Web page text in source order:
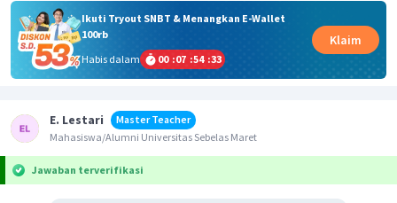
Ikuti Tryout SNBT & Menangkan E-Wallet
100rb
Habis dalam
00 :07 :54 :33
Klaim
E. Lestari
Master Teacher
Mahasiswa/Alumni Universitas Sebelas Maret
Jawaban terverifikasi